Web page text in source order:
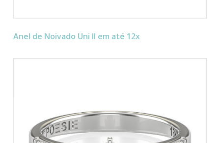
Anel de Noivado Uni II em até 12x